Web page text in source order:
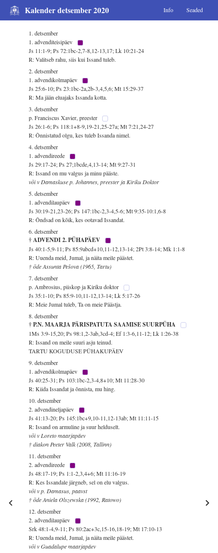
Kalender detsember 2020 Info Seaded
1. detsember
1. advenditeisipäev
Js 11:1-9; Ps 72:1bc-2,7-8,12-13,17; Lk 10:21-24
R: Valitseb rahu, siis kui Issand tuleb.
2. detsember
1. advendikolmapäev
Js 25:6-10; Ps 23:1bc-2a,2b-3,4,5,6; Mt 15:29-37
R: Ma jään eluajaks Issanda kotta.
3. detsember
p. Franciscus Xavier, preester
Js 26:1-6; Ps 118:1+8-9,19-21,25-27a; Mt 7:21,24-27
R: Õnnistatud olgu, kes tuleb Issanda nimel.
4. detsember
1. advendireede
Js 29:17-24; Ps 27;1bcde,4,13-14; Mt 9:27-31
R: Issand on mu valgus ja minu pääste.
või v Damaskuse p. Johannes, preester ja Kiriku Doktor
5. detsember
1. advendilaupäev
Js 30:19-21,23-26; Ps 147:1bc-2,3-4,5-6; Mt 9:35-10:1,6-8
R: Õndsad on kõik, kes ootavad Issandat.
6. detsember
† ADVENDI 2. PÜHAPÄEV
Js 40:1-5,9-11; Ps 85:9abcd+10,11-12,13-14; 2Pt 3:8-14; Mk 1:1-8
R: Uuenda meid, Jumal, ja näita meile päästet.
† õde Assunta Pešova (1965, Tartu)
7. detsember
p. Ambrosius, piiskop ja Kiriku doktor
Js 35:1-10; Ps 85:9-10,11-12,13-14; Lk 5:17-26
R: Meie Jumal tuleb, Ta on meie Päästja.
8. detsember
† P.N. MAARJA PÄRISPATUTA SAAMISE SUURPÜHA
1Ms 3:9-15,20; Ps 98:1,2-3ab,3cd-4; Ef 1:3-6,11-12; Lk 1:26-38
R: Issand on meile suuri asju teinud.
TARTU KOGUDUSE PÜHAKUPÄEV
9. detsember
1. advendikolmapäev
Js 40:25-31; Ps 103:1bc-2,3-4,8+10; Mt 11:28-30
R: Kiida Issandat ja õnnista, mu hing.
10. detsember
2. advendineljapäev
Js 41:13-20; Ps 145:1bc+9,10-11,12-13ab; Mt 11:11-15
R: Issand on armuline ja suur helduselt.
või v Loreto maarjapäev
† diakon Peeter Valk (2008, Tallinn)
11. detsember
2. advendireede
Js 48:17-19; Ps 1:1-2,3,4+6; Mt 11:16-19
R: Kes Issandale järgneb, sel on elu valgus.
või v p. Damasus, paavst
† õde Aniela Olszewska (1992, Ratowo)
12. detsember
2. advendilaupäev
Srk 48:1-4,9-11; Ps 80:2ac+3c,15-16,18-19; Mt 17:10-13
R: Uuenda meid, Jumal, ja näita meile päästet.
või v Guadalupe maarjapäev